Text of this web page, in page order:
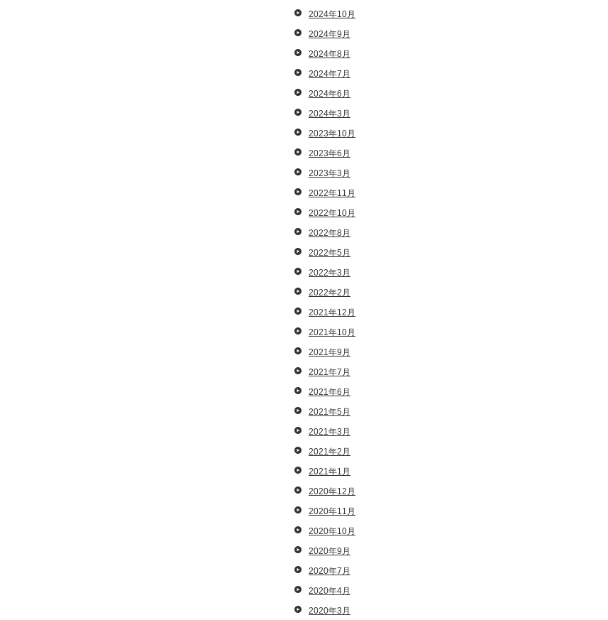
2024年10月
2024年9月
2024年8月
2024年7月
2024年6月
2024年3月
2023年10月
2023年6月
2023年3月
2022年11月
2022年10月
2022年8月
2022年5月
2022年3月
2022年2月
2021年12月
2021年10月
2021年9月
2021年7月
2021年6月
2021年5月
2021年3月
2021年2月
2021年1月
2020年12月
2020年11月
2020年10月
2020年9月
2020年7月
2020年4月
2020年3月